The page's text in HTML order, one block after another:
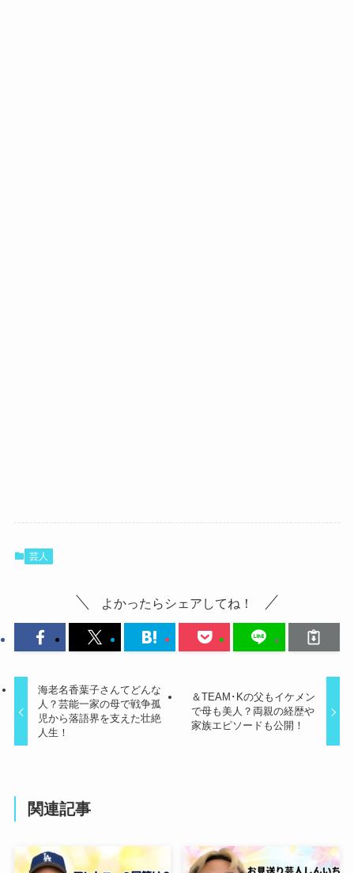
芸人
よかったらシェアしてね！
海老名香葉子さんてどんな
人？芸能一家の母で戦争孤
児から落語界を支えた壮絶
人生！
＆TEAM･Kの父もイケメン
で母も美人？両親の経歴や
家族エピソードも公開！
関連記事